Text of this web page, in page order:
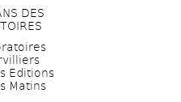
DES
Editions
Matins